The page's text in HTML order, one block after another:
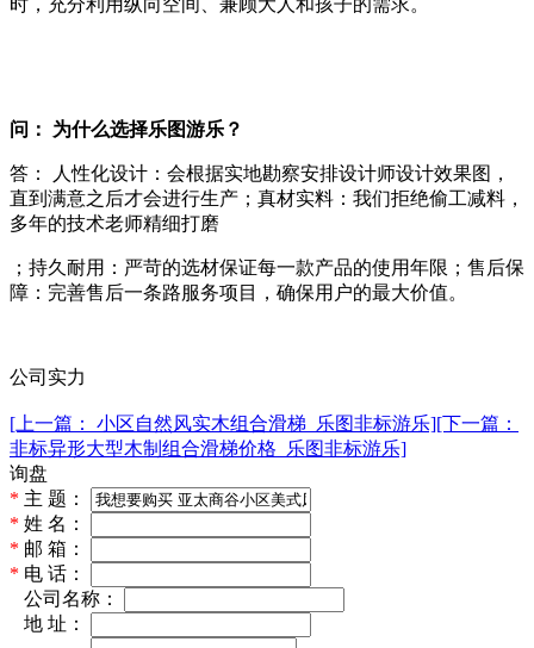
问： 为什么选择乐图游乐？
答： 人性化设计：会根据实地勘察安排设计师设计效果图，
直到满意之后才会进行生产；真材实料：我们拒绝偷工减料，
多年的技术老师精细打磨
；持久耐用：严苛的选材保证每一款产品的使用年限；售后保
障：完善售后一条路服务项目，确保用户的最大价值。
公司实力
[上一篇： 小区自然风实木组合滑梯_乐图非标游乐][下一篇：
非标异形大型木制组合滑梯价格_乐图非标游乐]
询盘
* 主 题：
* 姓 名：
* 邮 箱：
* 电 话：
公司名称：
地 址：